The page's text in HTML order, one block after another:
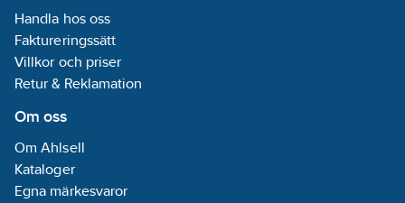
Handla hos oss
Faktureringssätt
Villkor och priser
Retur & Reklamation
Om oss
Om Ahlsell
Kataloger
Egna märkesvaror